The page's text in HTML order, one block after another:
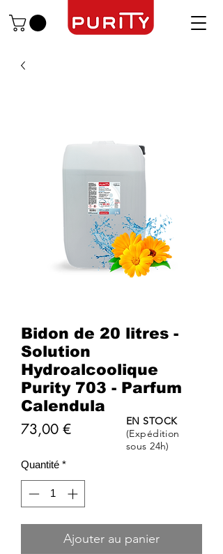
Bidon de 20 litres -
Solution
Hydroalcoolique
Purity 703 - Parfum
Calendula
73,00 €Prix
Quantité *
Ajouter au panier
EN STOCK
(Expédition
sous 24h)